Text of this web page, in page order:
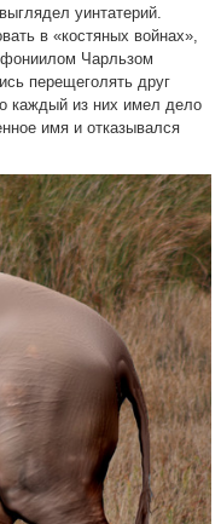
уинтатерий.
в «костяных войнах»,
Чарльзом
перещеголять друг
каждый из них имел дело
имя и отказывался